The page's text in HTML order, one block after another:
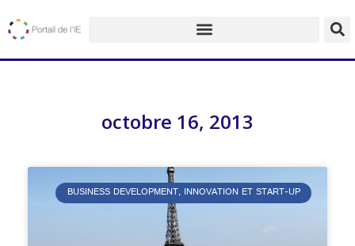
octobre 16, 2013
BUSINESS DEVELOPMENT, INNOVATION ET START-UP